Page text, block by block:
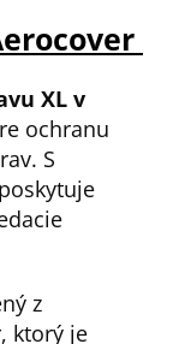
XL v
ochranu
S
z
ktorý je